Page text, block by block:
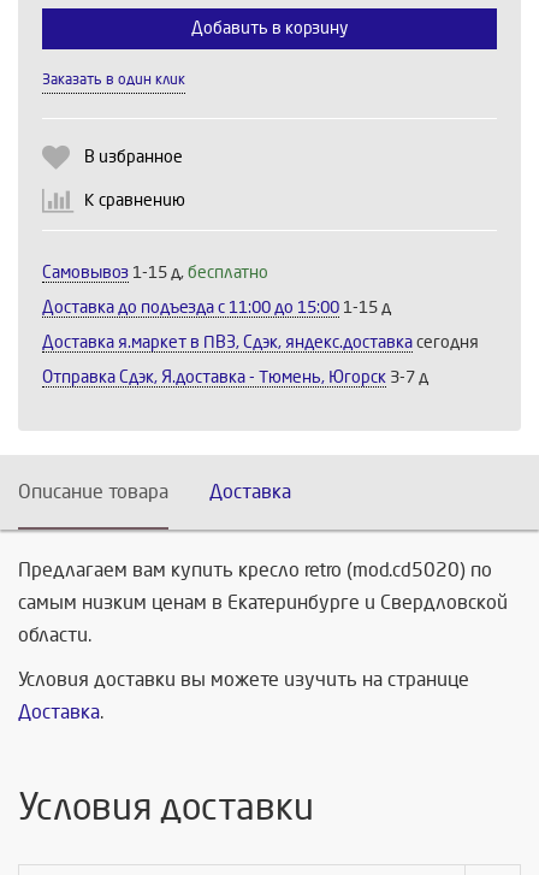
Добавить в корзину
Заказать в один клик
В избранное
К сравнению
Самовывоз 1-15 д, бесплатно
Доставка до подъезда c 11:00 до 15:00 1-15 д
Доставка я.маркет в ПВЗ, Сдэк, яндекс.доставка сегодня
Отправка Сдэк, Я.доставка - Тюмень, Югорск 3-7 д
Описание товара Доставка
Предлагаем вам купить кресло retro (mod.cd5020) по
самым низким ценам в Екатеринбурге и Свердловской
области.
Условия доставки вы можете изучить на странице
Доставка.
Условия доставки